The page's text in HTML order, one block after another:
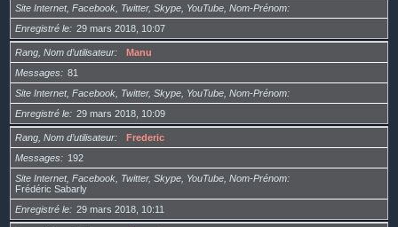
Site Internet, Facebook, Twitter, Skype, YouTube, Nom-Prénom
Enregistré le
29 mars 2018, 10:07
Rang, Nom d’utilisateur
Manu
Messages
81
Site Internet, Facebook, Twitter, Skype, YouTube, Nom-Prénom
Enregistré le
29 mars 2018, 10:09
Rang, Nom d’utilisateur
Frederic
Messages
192
Site Internet, Facebook, Twitter, Skype, YouTube, Nom-Prénom
Frédéric Sabarly
Enregistré le
29 mars 2018, 10:11